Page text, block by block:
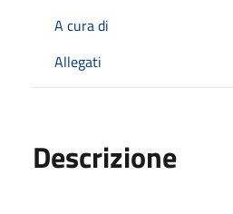
A cura di
Allegati
Descrizione